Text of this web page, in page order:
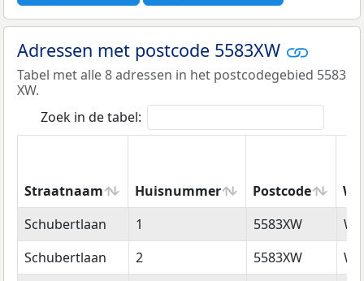
Adressen met postcode 5583XW
Tabel met alle 8 adressen in het postcodegebied 5583
XW.
Zoek in de tabel:
Straatnaam Huisnummer Postcode
Straatnaam
Huisnummer Postcode
Schubertlaan 1 5583XW
Schubertlaan
2 5583XW